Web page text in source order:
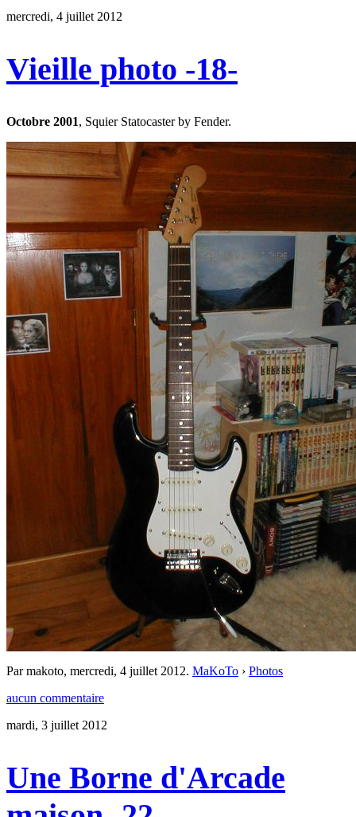
mercredi, 4 juillet 2012
Vieille photo -18-
Octobre 2001, Squier Statocaster by Fender.
Par makoto, mercredi, 4 juillet 2012. MaKoTo › Photos
aucun commentaire
mardi, 3 juillet 2012
Une Borne d'Arcade